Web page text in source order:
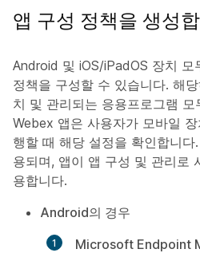
앱 구성 정책을 생성
Android 및 iOS/iPadOS 장치 모
정책을 구성할 수 있습니다. 해
치 및 관리되는 응용프로그램
Webex 앱은 사용자가 모바일
행할 때 해당 설정을 확인합니
용되며, 앱이 앱 구성 및 관리로
용합니다.
Android의 경우
Microsoft Endpoint